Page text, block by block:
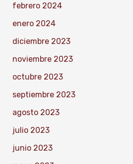
febrero 2024
enero 2024
diciembre 2023
noviembre 2023
octubre 2023
septiembre 2023
agosto 2023
julio 2023
junio 2023